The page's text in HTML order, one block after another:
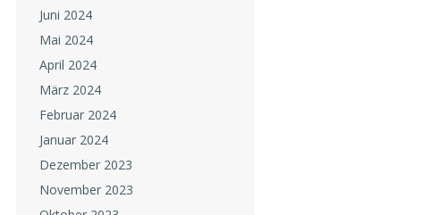
Juni 2024
Mai 2024
April 2024
März 2024
Februar 2024
Januar 2024
Dezember 2023
November 2023